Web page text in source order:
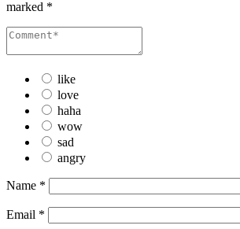
marked *
like
love
haha
wow
sad
angry
Name *
Email *